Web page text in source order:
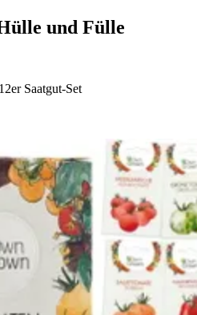
und Fülle
Saatgut-Set